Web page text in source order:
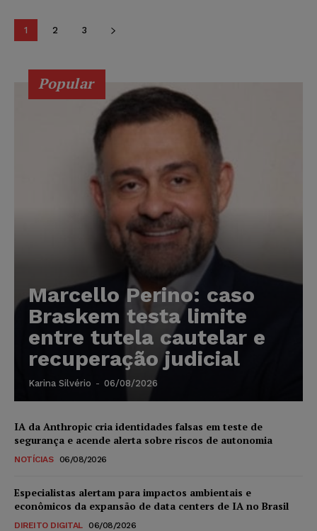
1 2 3
Popular
Marcello Perino: caso
Braskem testa limite
entre tutela cautelar e
recuperação judicial
Karina Silvério - 06/08/2026
IA da Anthropic cria identidades falsas em teste de
segurança e acende alerta sobre riscos de autonomia
NOTÍCIAS 06/08/2026
Especialistas alertam para impactos ambientais e
econômicos da expansão de data centers de IA no Brasil
DIREITO DIGITAL 06/08/2026